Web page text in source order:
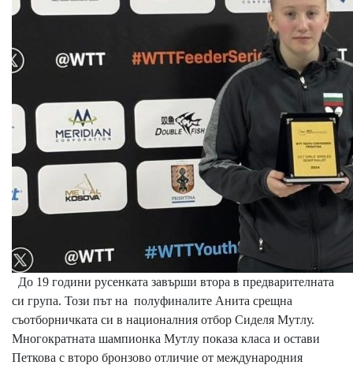
До 19 години русенката завърши втора в предварителната
си група. Този път на полуфиналите Анита срещна
съотборничката си в националния отбор Сиделя Мутлу.
Многократната шампионка Мутлу показа класа и остави
Петкова с второ бронзово отличие от международния